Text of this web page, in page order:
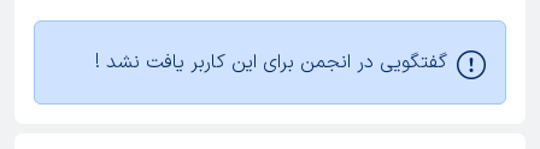
گفتگویی در انجمن برای این کاربر یافت نشد !